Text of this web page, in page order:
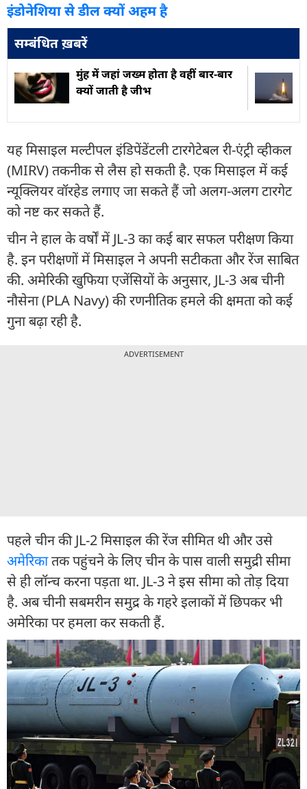
इंडोनेशिया से डील क्यों अहम है
सम्बंधित ख़बरें
मुंह में जहां जख्म होता है वहीं बार-बार
क्यों जाती है जीभ
यह मिसाइल मल्टीपल इंडिपेंडेंटली टारगेटेबल री-एंट्री व्हीकल
(MIRV) तकनीक से लैस हो सकती है. एक मिसाइल में कई
न्यूक्लियर वॉरहेड लगाए जा सकते हैं जो अलग-अलग टारगेट
को नष्ट कर सकते हैं.
चीन ने हाल के वर्षों में JL-3 का कई बार सफल परीक्षण किया
है. इन परीक्षणों में मिसाइल ने अपनी सटीकता और रेंज साबित
की. अमेरिकी खुफिया एजेंसियों के अनुसार, JL-3 अब चीनी
नौसेना (PLA Navy) की रणनीतिक हमले की क्षमता को कई
गुना बढ़ा रही है.
ADVERTISEMENT
पहले चीन की JL-2 मिसाइल की रेंज सीमित थी और उसे
अमेरिकातक पहुंचने के लिए चीन के पास वाली समुद्री सीमा
से ही लॉन्च करना पड़ता था. JL-3 ने इस सीमा को तोड़ दिया
है. अब चीनी सबमरीन समुद्र के गहरे इलाकों में छिपकर भी
अमेरिका पर हमला कर सकती हैं.